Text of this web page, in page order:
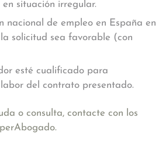
situación irregular.
nacional de empleo en España en
solicitud sea favorable (con
esté cualificado para
del contrato presentado.
o consulta, contacte con los